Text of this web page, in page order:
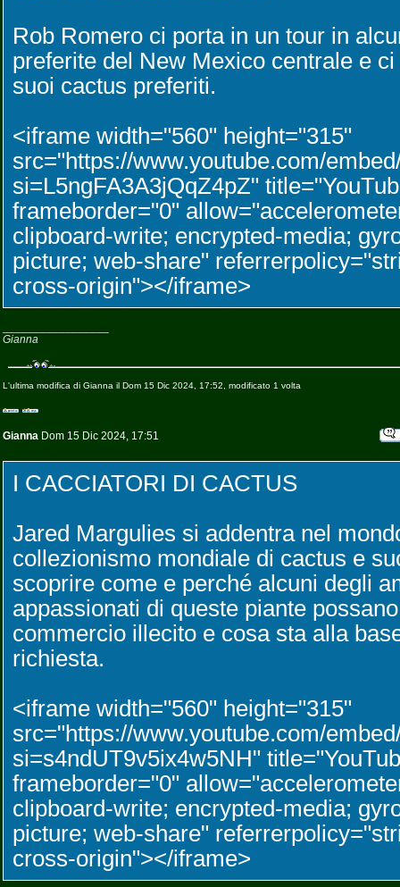
Rob Romero ci porta in un tour in
preferite del New Mexico centrale e
suoi cactus preferiti.
<iframe width="560" height="315"
src="https://www.youtube.com/
si=L5ngFA3A3jQqZ4pZ"
frameborder="0"
clipboard-write; encrypted-media;
picture; web-share"
cross-origin"></iframe>
Gianna
L'ultima modifica di Gianna il Dom 15 Dic 2024, 17:52, modificato 1 volta
Gianna Dom 15 Dic 2024, 17:51
I CACCIATORI DI CACTUS
Jared Margulies si addentra nel
collezionismo mondiale di cactus e
scoprire come e perché alcuni degli
appassionati di queste piante
commercio illecito e cosa sta alla
richiesta.
<iframe width="560" height="315"
src="https://www.youtube.com/
si=s4ndUT9v5ix4w5NH"
frameborder="0"
clipboard-write; encrypted-media;
picture; web-share"
cross-origin"></iframe>